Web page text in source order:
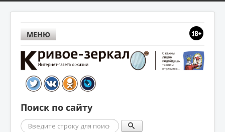
МЕНЮ
Поиск по сайту
Поиск